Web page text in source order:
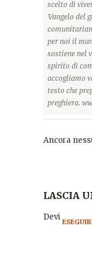
scelto di
Vangelo del
per noi il
sostiene nel
spirito di
accogliamo
testo che
preghiera.
Ancora
LASCIA
Devi